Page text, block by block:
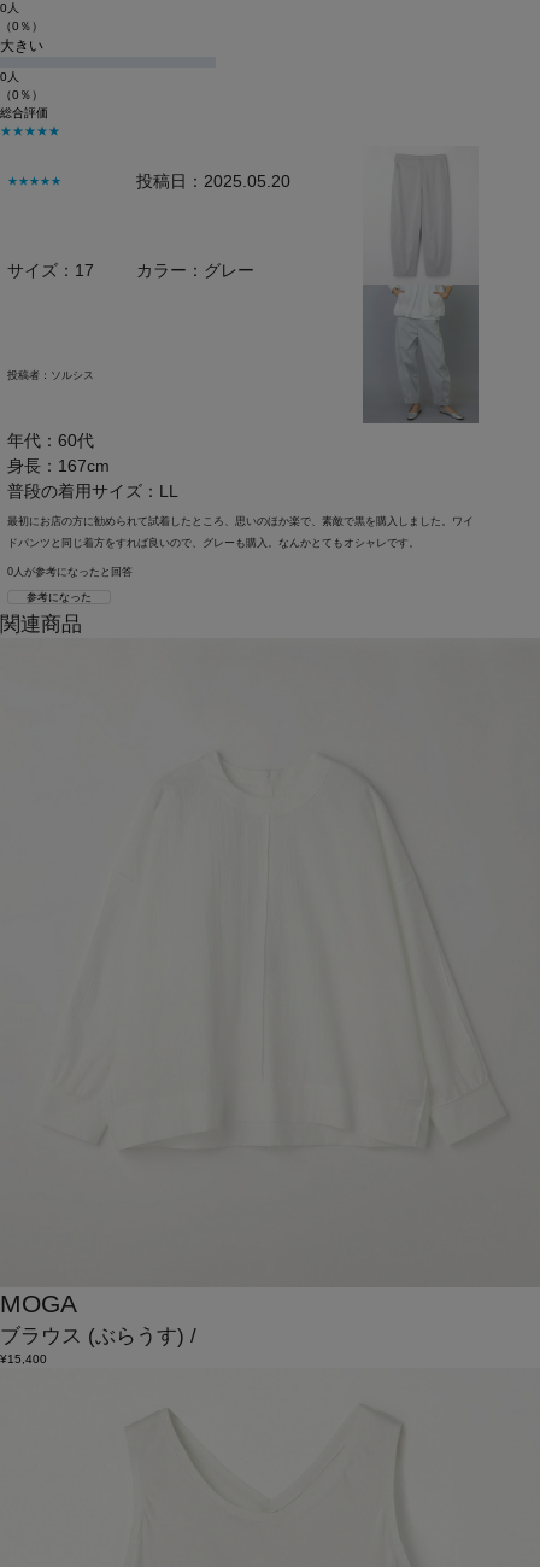
0人
（0％）
大きい
0人
（0％）
総合評価
★★★★★
★★★★★ 投稿日：2025.05.20
サイズ：17 カラー：グレー
投稿者： ソルシス
年代：60代
身長：167cm
普段の着用サイズ：LL
最初にお店の方に勧められて試着したところ、思いのほか楽で、素敵で黒を購入しました。ワイ
ドパンツと同じ着方をすれば良いので、グレーも購入。なんかとてもオシャレです。
0人が参考になったと回答
参考になった
関連商品
MOGA
ブラウス (ぶらうす) /
¥15,400